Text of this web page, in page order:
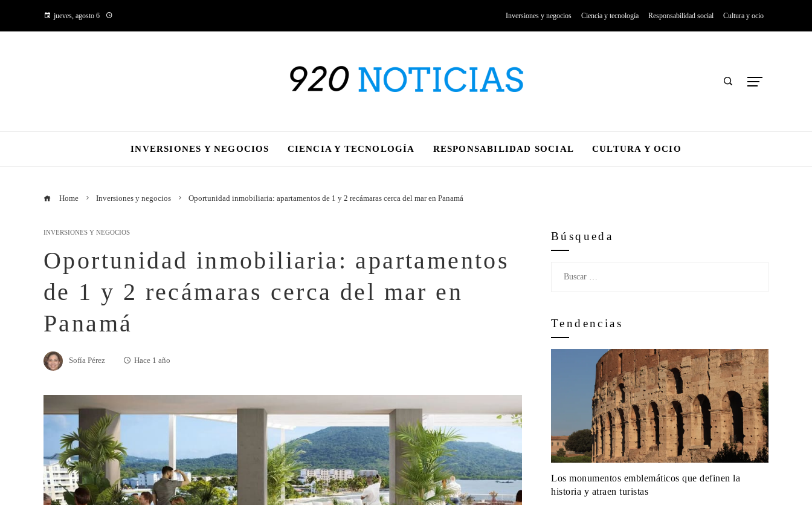
jueves, agosto 6 Inversiones y negocios Ciencia y tecnología Responsabilidad social Cultura y ocio
INVERSIONES Y NEGOCIOS CIENCIA Y TECNOLOGÍA RESPONSABILIDAD SOCIAL CULTURA Y OCIO
Home Inversiones y negocios Oportunidad inmobiliaria: apartamentos de 1 y 2 recámaras cerca del mar en Panamá
INVERSIONES Y NEGOCIOS
Oportunidad inmobiliaria: apartamentos
de 1 y 2 recámaras cerca del mar en
Panamá
Sofía Pérez Hace 1 año
Búsqueda
Tendencias
Los monumentos emblemáticos que definen la
historia y atraen turistas